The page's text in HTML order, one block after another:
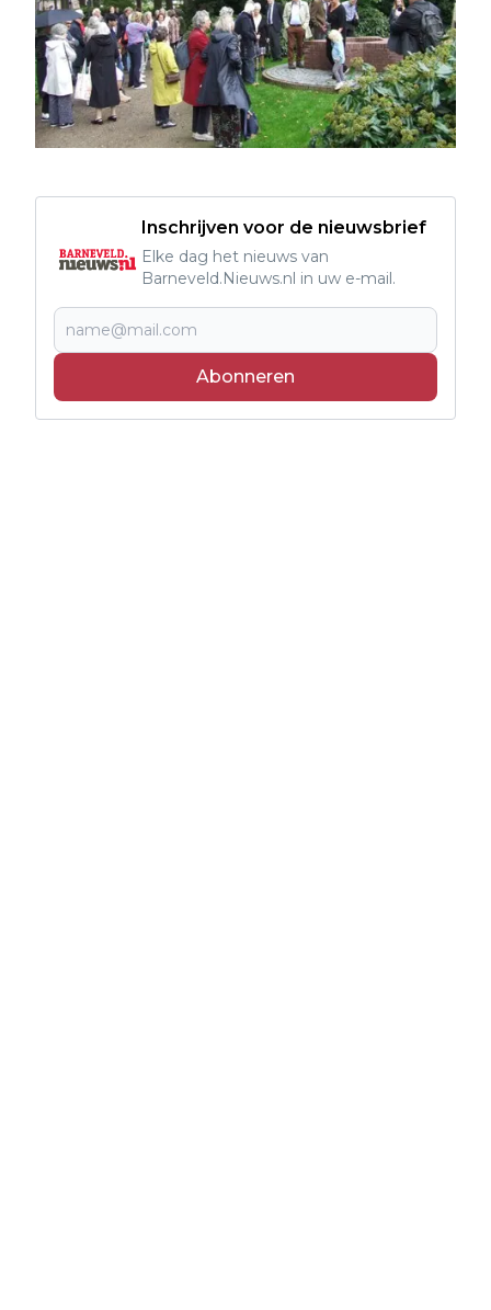
Inschrijven voor de nieuwsbrief
Elke dag het nieuws van
Barneveld.Nieuws.nl in uw e-mail.
Abonneren